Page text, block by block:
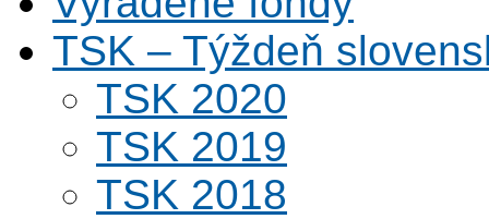
TSK – Týždeň
TSK 2020
TSK 2019
TSK 2018